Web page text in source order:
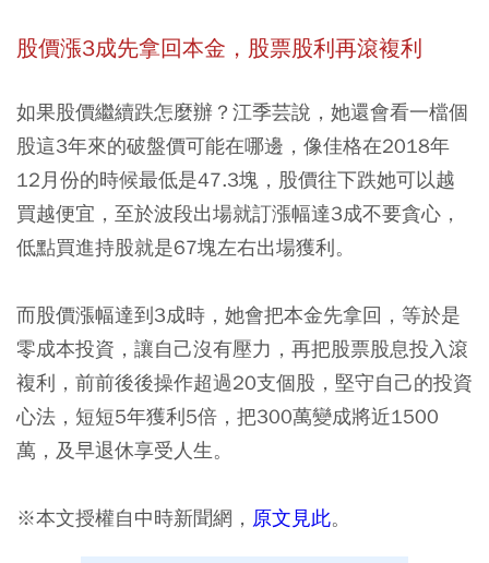
股價漲3成先拿回本金，股票股利再滾複利
如果股價繼續跌怎麼辦？江季芸說，她還會看一檔個
股這3年來的破盤價可能在哪邊，像佳格在2018年
12月份的時候最低是47.3塊，股價往下跌她可以越
買越便宜，至於波段出場就訂漲幅達3成不要貪心，
低點買進持股就是67塊左右出場獲利。
而股價漲幅達到3成時，她會把本金先拿回，等於是
零成本投資，讓自己沒有壓力，再把股票股息投入滾
複利，前前後後操作超過20支個股，堅守自己的投資
心法，短短5年獲利5倍，把300萬變成將近1500
萬，及早退休享受人生。
※本文授權自中時新聞網， 原文見此。